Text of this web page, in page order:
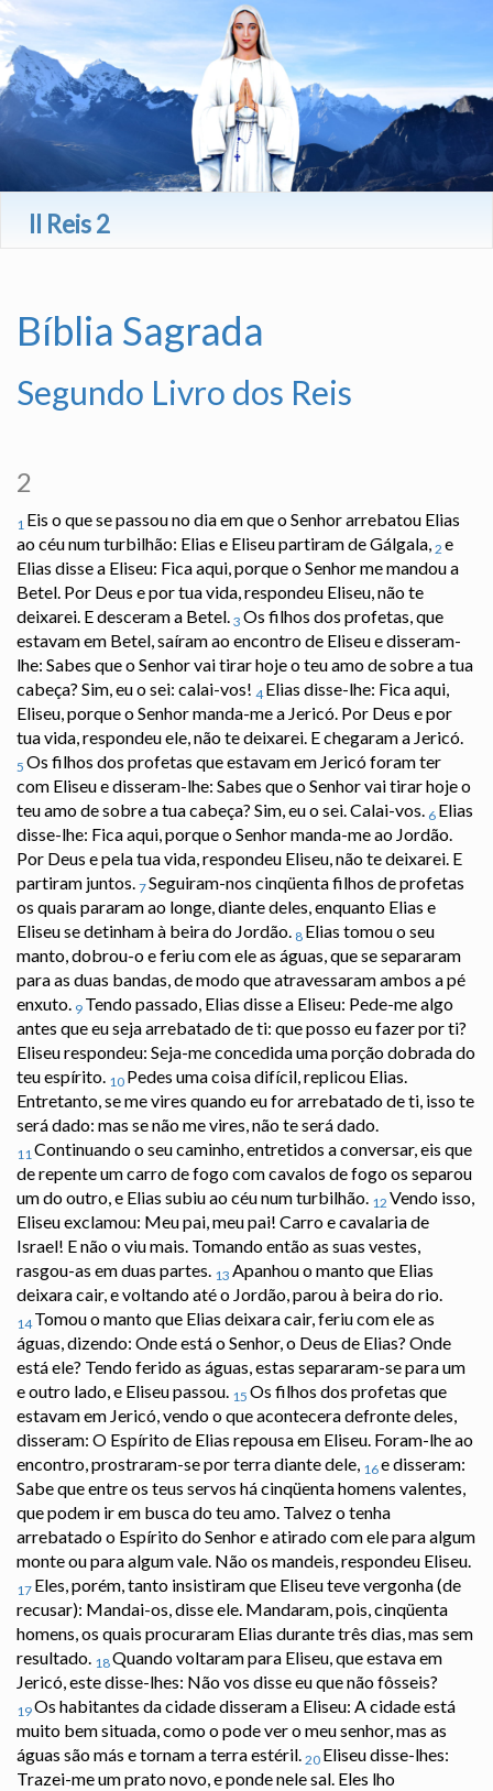
II Reis 2
Bíblia Sagrada
Segundo Livro dos Reis
2
1 Eis o que se passou no dia em que o Senhor arrebatou Elias
ao céu num turbilhão: Elias e Eliseu partiram de Gálgala, 2 e
Elias disse a Eliseu: Fica aqui, porque o Senhor me mandou a
Betel. Por Deus e por tua vida, respondeu Eliseu, não te
deixarei. E desceram a Betel. 3 Os filhos dos profetas, que
estavam em Betel, saíram ao encontro de Eliseu e disseram-
lhe: Sabes que o Senhor vai tirar hoje o teu amo de sobre a tua
cabeça? Sim, eu o sei: calai-vos! 4 Elias disse-lhe: Fica aqui,
Eliseu, porque o Senhor manda-me a Jericó. Por Deus e por
tua vida, respondeu ele, não te deixarei. E chegaram a Jericó.
5 Os filhos dos profetas que estavam em Jericó foram ter
com Eliseu e disseram-lhe: Sabes que o Senhor vai tirar hoje o
teu amo de sobre a tua cabeça? Sim, eu o sei. Calai-vos. 6 Elias
disse-lhe: Fica aqui, porque o Senhor manda-me ao Jordão.
Por Deus e pela tua vida, respondeu Eliseu, não te deixarei. E
partiram juntos. 7Seguiram-nos cinqüenta filhos de profetas
os quais pararam ao longe, diante deles, enquanto Elias e
Eliseu se detinham à beira do Jordão. 8 Elias tomou o seu
manto, dobrou-o e feriu com ele as águas, que se separaram
para as duas bandas, de modo que atravessaram ambos a pé
enxuto. 9 Tendo passado, Elias disse a Eliseu: Pede-me algo
antes que eu seja arrebatado de ti: que posso eu fazer por ti?
Eliseu respondeu: Seja-me concedida uma porção dobrada do
teu espírito. 10 Pedes uma coisa difícil, replicou Elias.
Entretanto, se me vires quando eu for arrebatado de ti, isso te
será dado: mas se não me vires, não te será dado.
11Continuando o seu caminho, entretidos a conversar, eis que
de repente um carro de fogo com cavalos de fogo os separou
um do outro, e Elias subiu ao céu num turbilhão. 12 Vendo isso,
Eliseu exclamou: Meu pai, meu pai! Carro e cavalaria de
Israel! E não o viu mais. Tomando então as suas vestes,
rasgou-as em duas partes. 13 Apanhou o manto que Elias
deixara cair, e voltando até o Jordão, parou à beira do rio.
14 Tomou o manto que Elias deixara cair, feriu com ele as
águas, dizendo: Onde está o Senhor, o Deus de Elias? Onde
está ele? Tendo ferido as águas, estas separaram-se para um
e outro lado, e Eliseu passou. 15 Os filhos dos profetas que
estavam em Jericó, vendo o que acontecera defronte deles,
disseram: O Espírito de Elias repousa em Eliseu. Foram-lhe ao
encontro, prostraram-se por terra diante dele, 16e disseram:
Sabe que entre os teus servos há cinqüenta homens valentes,
que podem ir em busca do teu amo. Talvez o tenha
arrebatado o Espírito do Senhor e atirado com ele para algum
monte ou para algum vale. Não os mandeis, respondeu Eliseu.
17 Eles, porém, tanto insistiram que Eliseu teve vergonha (de
recusar): Mandai-os, disse ele. Mandaram, pois, cinqüenta
homens, os quais procuraram Elias durante três dias, mas sem
resultado. 18Quando voltaram para Eliseu, que estava em
Jericó, este disse-lhes: Não vos disse eu que não fôsseis?
19Os habitantes da cidade disseram a Eliseu: A cidade está
muito bem situada, como o pode ver o meu senhor, mas as
águas são más e tornam a terra estéril. 20 Eliseu disse-lhes:
Trazei-me um prato novo, e ponde nele sal. Eles lho